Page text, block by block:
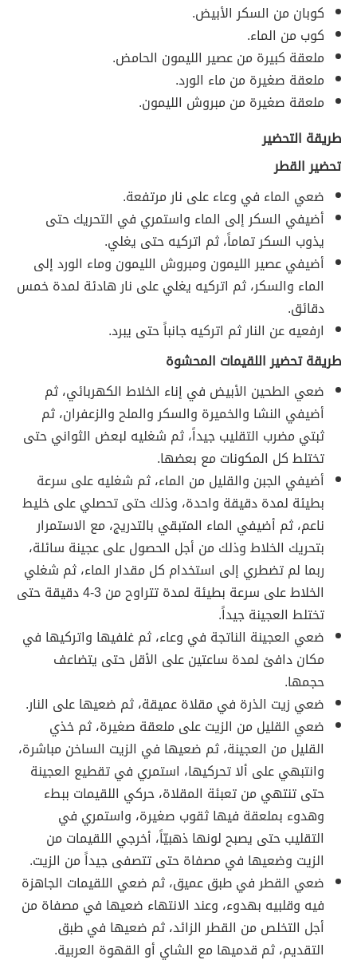
كوبان من السكر الأبيض.
كوب من الماء.
ملعقة كبيرة من عصير الليمون الحامض.
ملعقة صغيرة من ماء الورد.
ملعقة صغيرة من مبروش الليمون.
طريقة التحضير
تحضير القطر
ضعي الماء في وعاء على نار مرتفعة.
أضيفي السكر إلى الماء واستمري في التحريك حتى
يذوب السكر تماماً، ثم اتركيه حتى يغلي.
أضيفي عصير الليمون ومبروش الليمون وماء الورد إلى
الماء والسكر، ثم اتركيه يغلي على نار هادئة لمدة خمس
دقائق.
ارفعيه عن النار ثم اتركيه جانباً حتى يبرد.
طريقة تحضير اللقيمات المحشوة
ضعي الطحين الأبيض في إناء الخلاط الكهربائي، ثم
أضيفي النشا والخميرة والسكر والملح والزعفران، ثم
ثبتي مضرب التقليب جيداً، ثم شغليه لبعض الثواني حتى
تختلط كل المكونات مع بعضها.
أضيفي الجبن والقليل من الماء، ثم شغليه على سرعة
بطيئة لمدة دقيقة واحدة، وذلك حتى تحصلي على خليط
ناعم، ثم أضيفي الماء المتبقي بالتدريج، مع الاستمرار
بتحريك الخلاط وذلك من أجل الحصول على عجينة سائلة،
ربما لم تضطري إلى استخدام كل مقدار الماء، ثم شغلي
الخلاط على سرعة بطيئة لمدة تتراوح من 3-4 دقيقة حتى
تختلط العجينة جيداً.
ضعي العجينة الناتجة في وعاء، ثم غلفيها واتركيها في
مكان دافئ لمدة ساعتين على الأقل حتى يتضاعف
حجمها.
ضعي زيت الذرة في مقلاة عميقة، ثم ضعيها على النار.
ضعي القليل من الزيت على ملعقة صغيرة، ثم خذي
القليل من العجينة، ثم ضعيها في الزيت الساخن مباشرة،
وانتبهي على ألا تحركيها، استمري في تقطيع العجينة
حتى تنتهي من تعبئة المقلاة، حركي اللقيمات ببطء
وهدوء بملعقة فيها ثقوب صغيرة، واستمري في
التقليب حتى يصبح لونها ذهبيّاً، أخرجي اللقيمات من
الزيت وضعيها في مصفاة حتى تتصفى جيداً من الزيت.
ضعي القطر في طبق عميق، ثم ضعي اللقيمات الجاهزة
فيه وقلبيه بهدوء، وعند الانتهاء ضعيها في مصفاة من
أجل التخلص من القطر الزائد، ثم ضعيها في طبق
التقديم، ثم قدميها مع الشاي أو القهوة العربية.